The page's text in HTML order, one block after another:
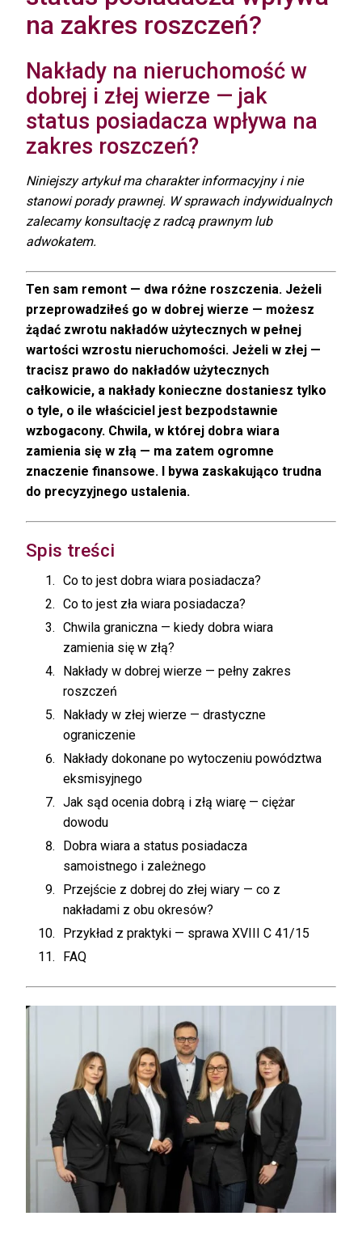
na zakres roszczeń?
Nakłady na nieruchomość w
dobrej i złej wierze — jak
status posiadacza wpływa na
zakres roszczeń?
Niniejszy artykuł ma charakter informacyjny i nie
stanowi porady prawnej. W sprawach indywidualnych
zalecamy konsultację z radcą prawnym lub
adwokatem.
Ten sam remont — dwa różne roszczenia. Jeżeli
przeprowadziłeś go w dobrej wierze — możesz
żądać zwrotu nakładów użytecznych w pełnej
wartości wzrostu nieruchomości. Jeżeli w złej —
tracisz prawo do nakładów użytecznych
całkowicie, a nakłady konieczne dostaniesz tylko
o tyle, o ile właściciel jest bezpodstawnie
wzbogacony. Chwila, w której dobra wiara
zamienia się w złą — ma zatem ogromne
znaczenie finansowe. I bywa zaskakująco trudna
do precyzyjnego ustalenia.
Spis treści
Co to jest dobra wiara posiadacza?
Co to jest zła wiara posiadacza?
Chwila graniczna — kiedy dobra wiara
zamienia się w złą?
Nakłady w dobrej wierze — pełny zakres
roszczeń
Nakłady w złej wierze — drastyczne
ograniczenie
Nakłady dokonane po wytoczeniu powództwa
eksmisyjnego
Jak sąd ocenia dobrą i złą wiarę — ciężar
dowodu
Dobra wiara a status posiadacza
samoistnego i zależnego
Przejście z dobrej do złej wiary — co z
nakładami z obu okresów?
Przykład z praktyki — sprawa XVIII C 41/15
FAQ